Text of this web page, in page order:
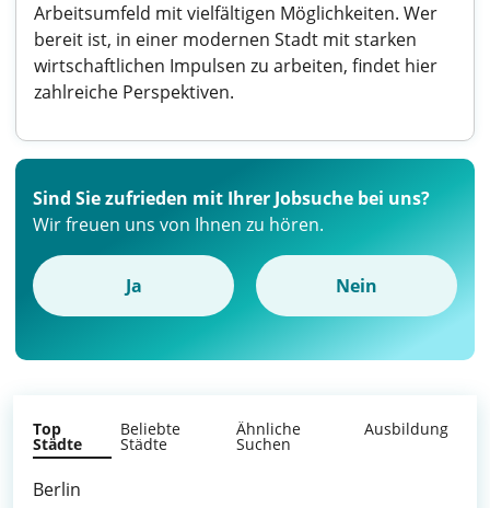
Arbeitsumfeld mit vielfältigen Möglichkeiten. Wer
bereit ist, in einer modernen Stadt mit starken
wirtschaftlichen Impulsen zu arbeiten, findet hier
zahlreiche Perspektiven.
Sind Sie zufrieden mit Ihrer Jobsuche bei uns?
Wir freuen uns von Ihnen zu hören.
Ja Nein
Top
Städte
Beliebte
Städte
Ähnliche
Suchen
Ausbildung
Berlin